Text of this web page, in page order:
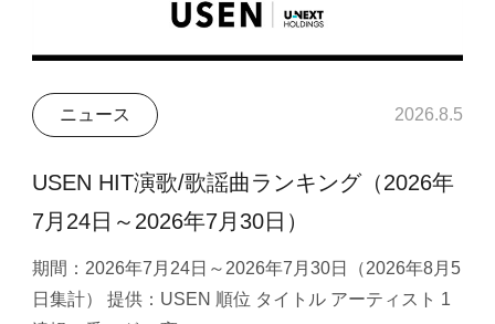
ニュース 2026.8.5
USEN HIT演歌/歌謡曲ランキング（2026年
7月24日～2026年7月30日）
期間：2026年7月24日～2026年7月30日（2026年8月5
日集計） 提供：USEN 順位 タイトル アーティスト 1